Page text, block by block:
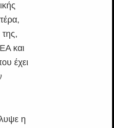
και
έχει
η